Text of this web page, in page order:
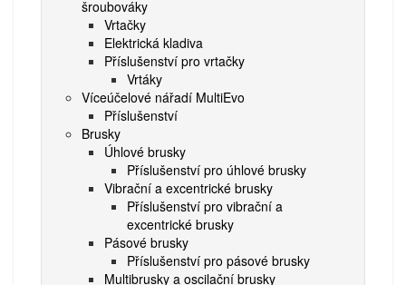
šroubováky
Vrtačky
Elektrická kladiva
Příslušenství pro vrtačky
Vrtáky
Víceúčelové nářadí MultiEvo
Příslušenství
Brusky
Úhlové brusky
Příslušenství pro úhlové brusky
Vibrační a excentrické brusky
Příslušenství pro vibrační a
excentrické brusky
Pásové brusky
Příslušenství pro pásové brusky
Multibrusky a oscilační brusky